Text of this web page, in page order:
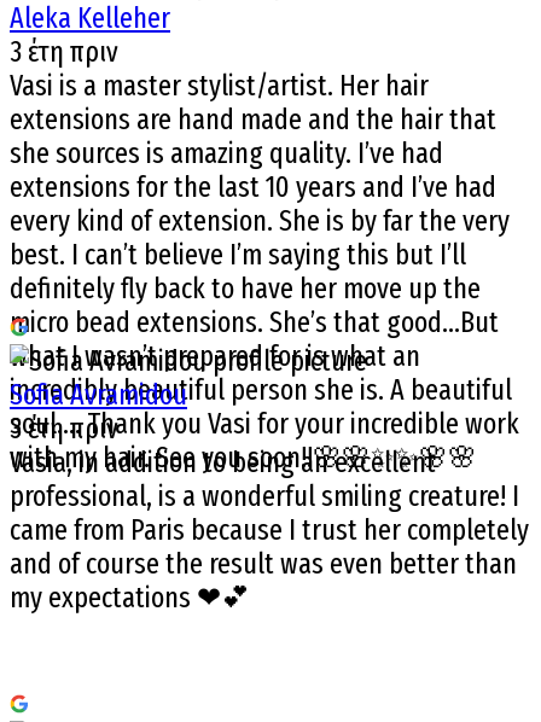
Aleka Kelleher
3 έτη πριν
Vasi is a master stylist/artist. Her hair
extensions are hand made and the hair that
she sources is amazing quality. I’ve had
extensions for the last 10 years and I’ve had
every kind of extension. She is by far the very
best. I can’t believe I’m saying this but I’ll
definitely fly back to have her move up the
micro bead extensions. She’s that good…But
what I wasn’t prepared for is what an
incredibly beautiful person she is. A beautiful
soul…. Thank you Vasi for your incredible work
with my hair. See you soon!!🌸🌸✨✨🌸🌸
Sofia Avramidou
3 έτη πριν
Vasia, in addition to being an excellent
professional, is a wonderful smiling creature! I
came from Paris because I trust her completely
and of course the result was even better than
my expectations ❤💕